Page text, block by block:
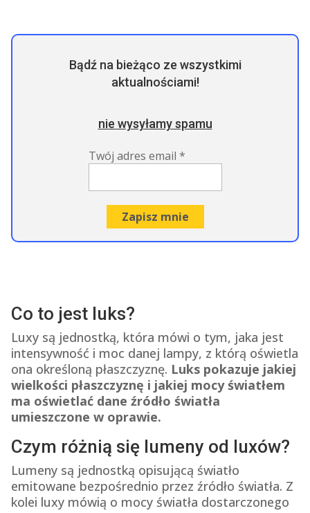
Bądź na bieżąco ze wszystkimi
aktualnościami!
nie wysyłamy spamu
Twój adres email *
Co to jest luks?
Luxy są jednostką, która mówi o tym, jaka jest
intensywność i moc danej lampy, z którą oświetla
ona określoną płaszczyznę. Luks pokazuje jakiej
wielkości płaszczyznę i jakiej mocy światłem
ma oświetlać dane źródło światła
umieszczone w oprawie.
Czym różnią się lumeny od luxów?
Lumeny są jednostką opisującą światło
emitowane bezpośrednio przez źródło światła. Z
kolei luxy mówią o mocy światła dostarczonego